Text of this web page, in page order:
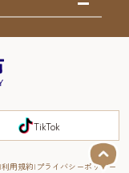
TikTok
利用規約 プライバシーポリシー